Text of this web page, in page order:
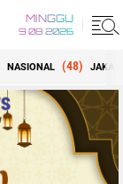
MINGGU
9 08 2026
NASIONAL (48)